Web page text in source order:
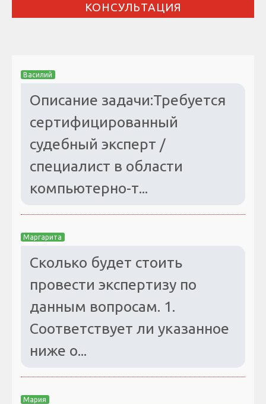
КОНСУЛЬТАЦИЯ
Василий
Описание задачи:Требуется
сертифицированный
судебный эксперт /
специалист в области
компьютерно-т...
Маргарита
Сколько будет стоить
провести экспертизу по
данным вопросам. 1.
Соответствует ли указанное
ниже о...
Мария